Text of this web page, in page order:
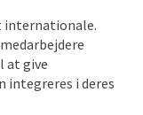
internationale.
at give
integreres i deres